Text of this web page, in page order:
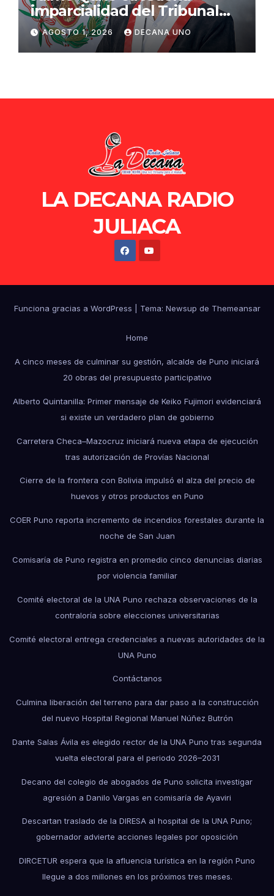
imparcialidad del Tribunal
Constitucional tras liberación
de Ollanta Humala
AGOSTO 1, 2026 DECANA UNO
LA DECANA RADIO
JULIACA
Funciona gracias a WordPress Tema: Newsup de Themeansar
Home
A cinco meses de culminar su gestión, alcalde de Puno iniciará
20 obras del presupuesto participativo
Alberto Quintanilla: Primer mensaje de Keiko Fujimori evidenciará
si existe un verdadero plan de gobierno
Carretera Checa–Mazocruz iniciará nueva etapa de ejecución
tras autorización de Provías Nacional
Cierre de la frontera con Bolivia impulsó el alza del precio de
huevos y otros productos en Puno
COER Puno reporta incremento de incendios forestales durante la
noche de San Juan
Comisaría de Puno registra en promedio cinco denuncias diarias
por violencia familiar
Comité electoral de la UNA Puno rechaza observaciones de la
contraloría sobre elecciones universitarias
Comité electoral entrega credenciales a nuevas autoridades de la
UNA Puno
Contáctanos
Culmina liberación del terreno para dar paso a la construcción
del nuevo Hospital Regional Manuel Núñez Butrón
Dante Salas Ávila es elegido rector de la UNA Puno tras segunda
vuelta electoral para el periodo 2026–2031
Decano del colegio de abogados de Puno solicita investigar
agresión a Danilo Vargas en comisaría de Ayaviri
Descartan traslado de la DIRESA al hospital de la UNA Puno;
gobernador advierte acciones legales por oposición
DIRCETUR espera que la afluencia turística en la región Puno
llegue a dos millones en los próximos tres meses.